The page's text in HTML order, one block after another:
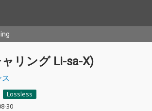
リング Li-sa-X)
Lossless
30